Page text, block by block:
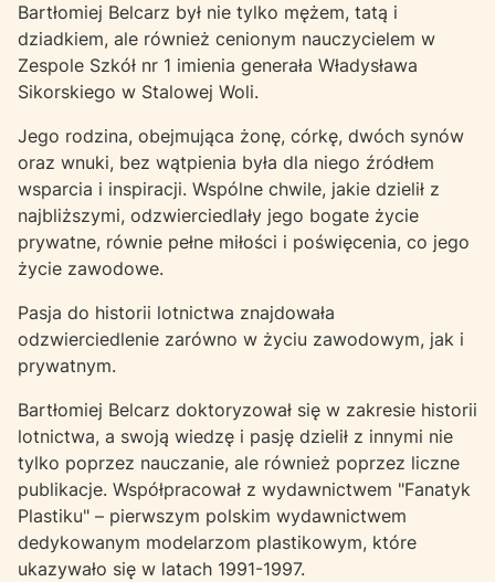
Bartłomiej Belcarz był nie tylko mężem, tatą i
dziadkiem, ale również cenionym nauczycielem w
Zespole Szkół nr 1 imienia generała Władysława
Sikorskiego w Stalowej Woli.
Jego rodzina, obejmująca żonę, córkę, dwóch synów
oraz wnuki, bez wątpienia była dla niego źródłem
wsparcia i inspiracji. Wspólne chwile, jakie dzielił z
najbliższymi, odzwierciedlały jego bogate życie
prywatne, równie pełne miłości i poświęcenia, co jego
życie zawodowe.
Pasja do historii lotnictwa znajdowała
odzwierciedlenie zarówno w życiu zawodowym, jak i
prywatnym.
Bartłomiej Belcarz doktoryzował się w zakresie historii
lotnictwa, a swoją wiedzę i pasję dzielił z innymi nie
tylko poprzez nauczanie, ale również poprzez liczne
publikacje. Współpracował z wydawnictwem "Fanatyk
Plastiku" – pierwszym polskim wydawnictwem
dedykowanym modelarzom plastikowym, które
ukazywało się w latach 1991-1997.